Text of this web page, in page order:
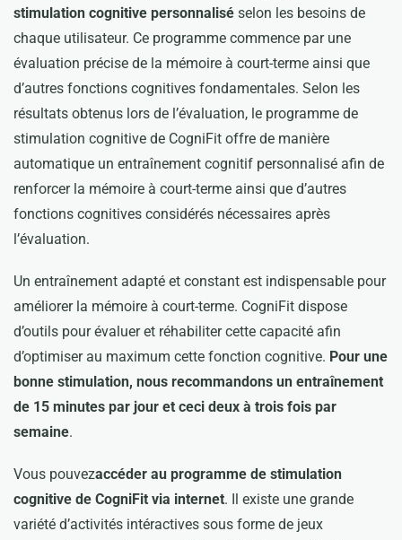
stimulation cognitive personnalisé selon les besoins de
chaque utilisateur. Ce programme commence par une
évaluation précise de la mémoire à court-terme ainsi que
d’autres fonctions cognitives fondamentales. Selon les
résultats obtenus lors de l’évaluation, le programme de
stimulation cognitive de CogniFit offre de manière
automatique un entraînement cognitif personnalisé afin de
renforcer la mémoire à court-terme ainsi que d’autres
fonctions cognitives considérés nécessaires après
l’évaluation.
Un entraînement adapté et constant est indispensable pour
améliorer la mémoire à court-terme. CogniFit dispose
d’outils pour évaluer et réhabiliter cette capacité afin
d’optimiser au maximum cette fonction cognitive. Pour une
bonne stimulation, nous recommandons un entraînement
de 15 minutes par jour et ceci deux à trois fois par
semaine.
Vous pouvezaccéder au programme de stimulation
cognitive de CogniFit via internet. Il existe une grande
variété d’activités intéractives sous forme de jeux